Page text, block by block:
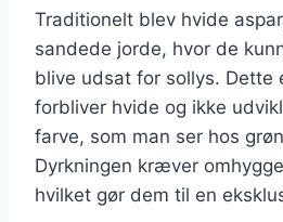
Traditionelt blev hvide
sandede jorde, hvor de
blive udsat for sollys. Dette
forbliver hvide og ikke
farve, som man ser hos
Dyrkningen kræver
hvilket gør dem til en